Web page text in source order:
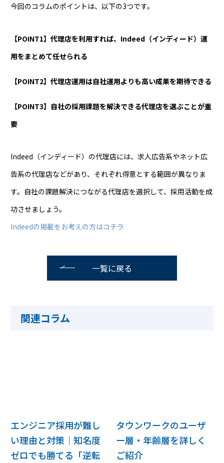
今回のコラムのポイントは、以下の3つです。
【POINT1】代理店を利用すれば、Indeed（インディード）運
用をまとめて任せられる
【POINT2】代理店運用は自社運用よりも高い成果を期待できる
【POINT3】自社の採用課題を解決できる代理店を選ぶことが重
要
Indeed（インディード）の代理店には、求人広告系やネット広
告系の代理店などがあり、それぞれ得意とする範囲が異なりま
す。自社の課題解決につながる代理店を選択して、採用活動を成
功させましょう。
Indeedの掲載をお考えの方はコチラ
一覧に戻る
関連コラム
エンジニア採用が難し
い理由と対策｜知名度
ゼロでも勝てる「逆転
タウンワークのユーザ
ー層・年齢層を詳しく
ご紹介